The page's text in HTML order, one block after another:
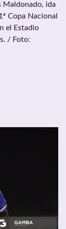
Maldonado, ida
Copa Nacional
el Estadio
/ Foto: